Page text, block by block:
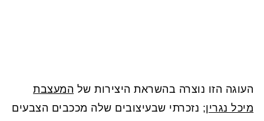
העוגה הזו נוצרה בהשראת היצירות של המעצבת
מיכל נגרין; נזכרתי שבעיצובים שלה מככבים הצבעים